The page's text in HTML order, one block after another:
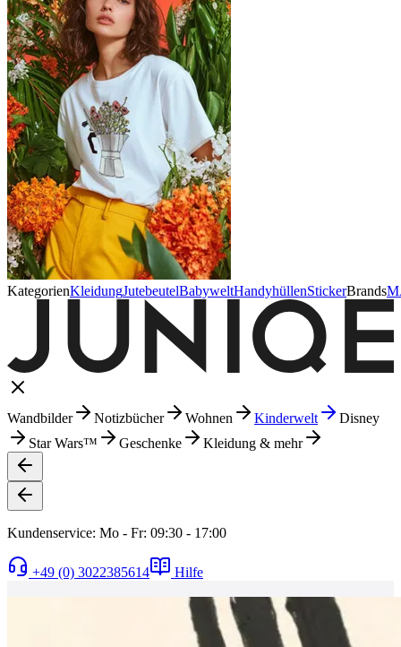
KategorienKleidungJutebeutelBabyweltHandyhüllenStickerBrands
Wandbilder Notizbücher Wohnen Kinderwelt
Disney
Star Wars™
Geschenke Kleidung & mehr
Kundenservice: Mo - Fr: 09:30 - 17:00
+49 (0) 3022385614 Hilfe